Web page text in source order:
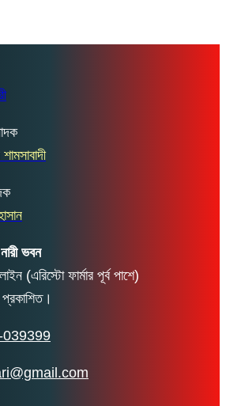
ভবন
(এরিস্টো ফার্মার পূর্ব পাশে)